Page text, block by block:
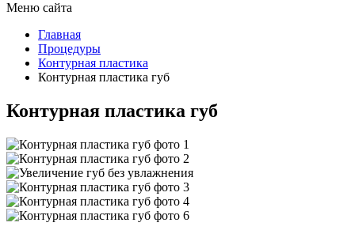
Меню сайта
Главная
Процедуры
Контурная пластика
Контурная пластика губ
Контурная пластика губ